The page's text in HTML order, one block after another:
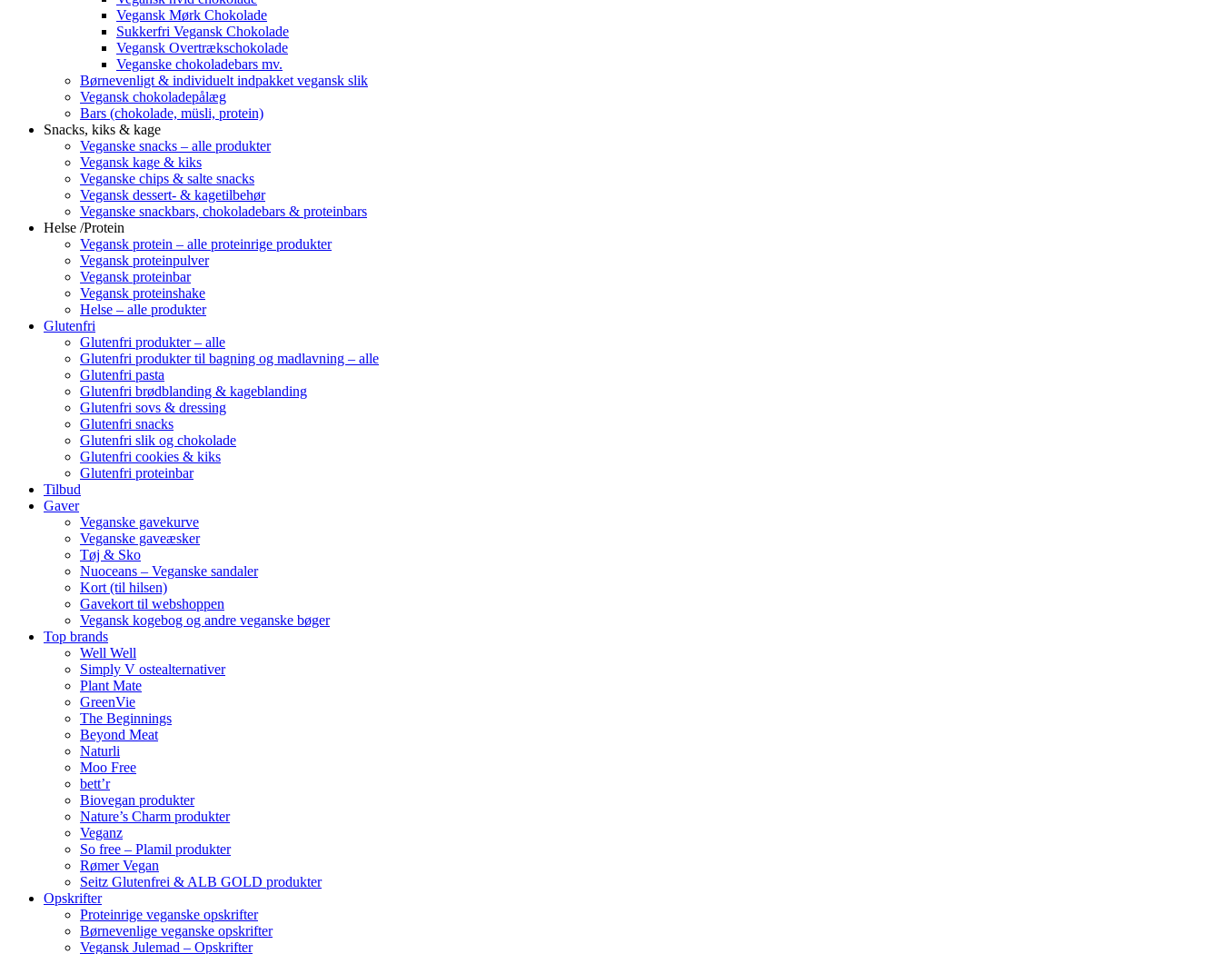
Vegansk Mørk Chokolade
Sukkerfri Vegansk Chokolade
Vegansk Overtrækschokolade
Veganske chokoladebars mv.
Børnevenligt & individuelt indpakket vegansk slik
Vegansk chokoladepålæg
Bars (chokolade, müsli, protein)
Snacks, kiks & kage
Veganske snacks – alle produkter
Vegansk kage & kiks
Veganske chips & salte snacks
Vegansk dessert- & kagetilbehør
Veganske snackbars, chokoladebars & proteinbars
Helse /Protein
Vegansk protein – alle proteinrige produkter
Vegansk proteinpulver
Vegansk proteinbar
Vegansk proteinshake
Helse – alle produkter
Glutenfri
Glutenfri produkter – alle
Glutenfri produkter til bagning og madlavning – alle
Glutenfri pasta
Glutenfri brødblanding & kageblanding
Glutenfri sovs & dressing
Glutenfri snacks
Glutenfri slik og chokolade
Glutenfri cookies & kiks
Glutenfri proteinbar
Tilbud
Gaver
Veganske gavekurve
Veganske gaveæsker
Tøj & Sko
Nuoceans – Veganske sandaler
Kort (til hilsen)
Gavekort til webshoppen
Vegansk kogebog og andre veganske bøger
Top brands
Well Well
Simply V ostealternativer
Plant Mate
GreenVie
The Beginnings
Beyond Meat
Naturli
Moo Free
bett’r
Biovegan produkter
Nature’s Charm produkter
Veganz
So free – Plamil produkter
Rømer Vegan
Seitz Glutenfrei & ALB GOLD produkter
Opskrifter
Proteinrige veganske opskrifter
Børnevenlige veganske opskrifter
Vegansk Julemad – Opskrifter